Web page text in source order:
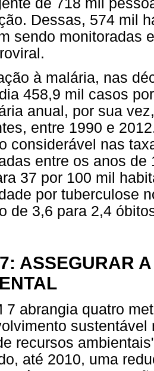
de 718 mil
Dessas, 574 mil
sendo monitoradas
à malária, nas
458,9 mil casos
anual, por sua
entre 1990 e
considerável nas
entre os anos
37 por 100 mil
por tuberculose
de 3,6 para 2,4
ASSEGURAR
7 abrangia quatro
recursos
até 2010, uma